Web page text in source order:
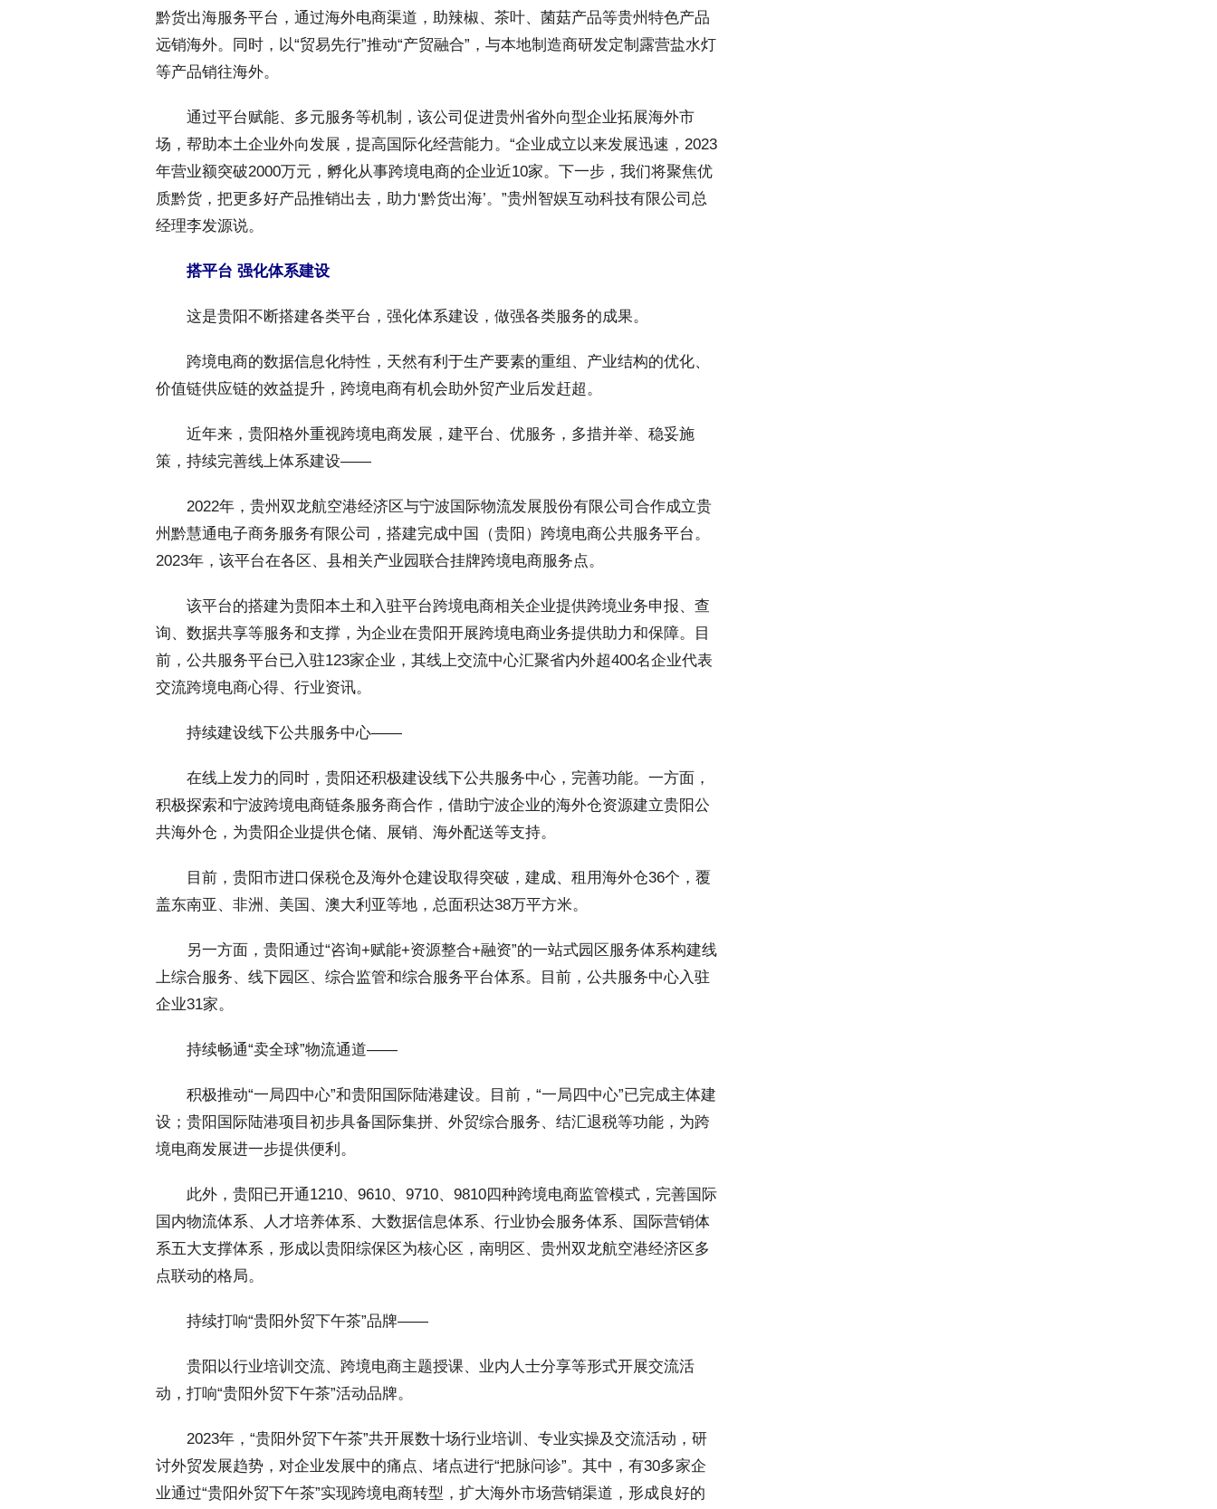
黔货出海服务平台，通过海外电商渠道，助辣椒、茶叶、菌菇产品等贵州特色产品
远销海外。同时，以“贸易先行”推动“产贸融合”，与本地制造商研发定制露营盐水灯
等产品销往海外。
通过平台赋能、多元服务等机制，该公司促进贵州省外向型企业拓展海外市
场，帮助本土企业外向发展，提高国际化经营能力。“企业成立以来发展迅速，2023
年营业额突破2000万元，孵化从事跨境电商的企业近10家。下一步，我们将聚焦优
质黔货，把更多好产品推销出去，助力‘黔货出海’。”贵州智娱互动科技有限公司总
经理李发源说。
搭平台 强化体系建设
这是贵阳不断搭建各类平台，强化体系建设，做强各类服务的成果。
跨境电商的数据信息化特性，天然有利于生产要素的重组、产业结构的优化、
价值链供应链的效益提升，跨境电商有机会助外贸产业后发赶超。
近年来，贵阳格外重视跨境电商发展，建平台、优服务，多措并举、稳妥施
策，持续完善线上体系建设——
2022年，贵州双龙航空港经济区与宁波国际物流发展股份有限公司合作成立贵
州黔慧通电子商务服务有限公司，搭建完成中国（贵阳）跨境电商公共服务平台。
2023年，该平台在各区、县相关产业园联合挂牌跨境电商服务点。
该平台的搭建为贵阳本土和入驻平台跨境电商相关企业提供跨境业务申报、查
询、数据共享等服务和支撑，为企业在贵阳开展跨境电商业务提供助力和保障。目
前，公共服务平台已入驻123家企业，其线上交流中心汇聚省内外超400名企业代表
交流跨境电商心得、行业资讯。
持续建设线下公共服务中心——
在线上发力的同时，贵阳还积极建设线下公共服务中心，完善功能。一方面，
积极探索和宁波跨境电商链条服务商合作，借助宁波企业的海外仓资源建立贵阳公
共海外仓，为贵阳企业提供仓储、展销、海外配送等支持。
目前，贵阳市进口保税仓及海外仓建设取得突破，建成、租用海外仓36个，覆
盖东南亚、非洲、美国、澳大利亚等地，总面积达38万平方米。
另一方面，贵阳通过“咨询+赋能+资源整合+融资”的一站式园区服务体系构建线
上综合服务、线下园区、综合监管和综合服务平台体系。目前，公共服务中心入驻
企业31家。
持续畅通“卖全球”物流通道——
积极推动“一局四中心”和贵阳国际陆港建设。目前，“一局四中心”已完成主体建
设；贵阳国际陆港项目初步具备国际集拼、外贸综合服务、结汇退税等功能，为跨
境电商发展进一步提供便利。
此外，贵阳已开通1210、9610、9710、9810四种跨境电商监管模式，完善国际
国内物流体系、人才培养体系、大数据信息体系、行业协会服务体系、国际营销体
系五大支撑体系，形成以贵阳综保区为核心区，南明区、贵州双龙航空港经济区多
点联动的格局。
持续打响“贵阳外贸下午茶”品牌——
贵阳以行业培训交流、跨境电商主题授课、业内人士分享等形式开展交流活
动，打响“贵阳外贸下午茶”活动品牌。
2023年，“贵阳外贸下午茶”共开展数十场行业培训、专业实操及交流活动，研
讨外贸发展趋势，对企业发展中的痛点、堵点进行“把脉问诊”。其中，有30多家企
业通过“贵阳外贸下午茶”实现跨境电商转型，扩大海外市场营销渠道，形成良好的